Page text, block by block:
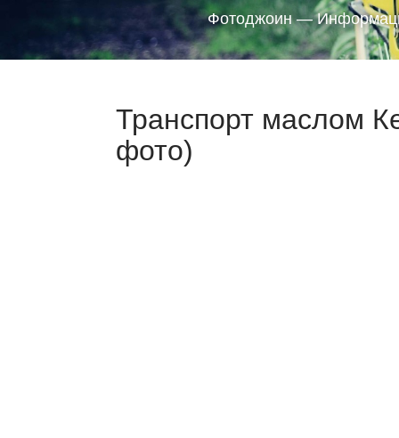
Фотоджоин —
Транспорт маслом
фото)